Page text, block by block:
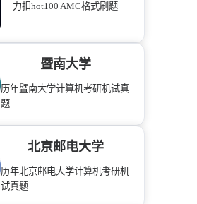
力扣hot100 AMC格式刷题
暨南大学
历年暨南大学计算机考研机试真
题
北京邮电大学
历年北京邮电大学计算机考研机
试真题